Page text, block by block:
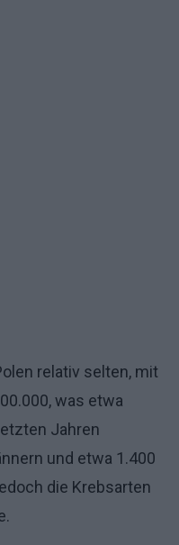
relativ selten, mit
was etwa
Jahren
und etwa 1.400
die Krebsarten